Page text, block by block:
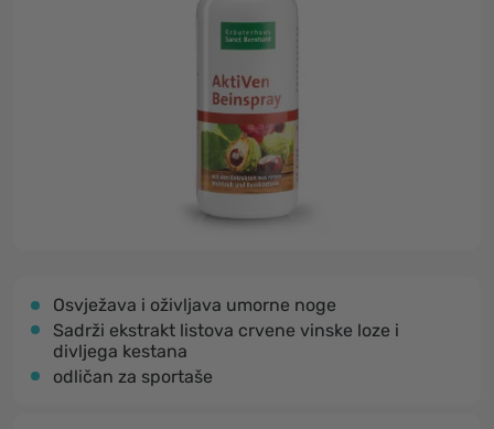
Osvježava i oživljava umorne noge
Sadrži ekstrakt listova crvene vinske loze i
divljega kestana
odličan za sportaše